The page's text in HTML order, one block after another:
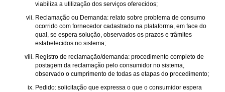
viabiliza a utilização dos serviços oferecidos;
Reclamação ou Demanda: relato sobre problema de consumo
ocorrido com fornecedor cadastrado na plataforma, em face do
qual, se espera solução, observados os prazos e trâmites
estabelecidos no sistema;
Registro de reclamação/demanda: procedimento completo de
postagem da reclamação pelo consumidor no sistema,
observado o cumprimento de todas as etapas do procedimento;
Pedido: solicitação que expressa o que o consumidor espera